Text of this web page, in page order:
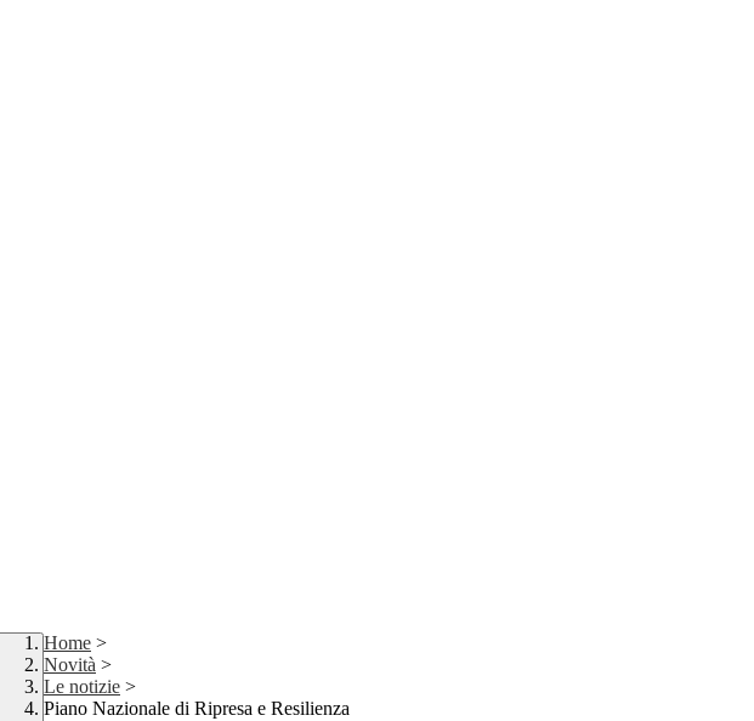
Home >
Novità >
Le notizie >
Piano Nazionale di Ripresa e Resilienza